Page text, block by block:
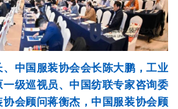
中国服装协会会长陈大鹏，工业
级巡视员、中国纺联专家咨询委
会顾问蒋衡杰，中国服装协会顾